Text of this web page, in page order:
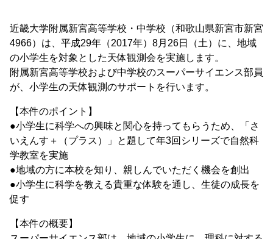
近畿大学附属新宮高等学校・中学校（和歌山県新宮市新宮
4966）は、平成29年（2017年）8月26日（土）に、地域
の小学生を対象とした天体観測会を実施します。
附属新宮高等学校および中学校のスーパーサイエンス部員
が、小学生の天体観測のサポートを行います。
【本件のポイント】
●小学生に科学への興味と関心を持ってもらうため、「さ
いえんす＋（プラス）」と題して年3回シリーズで自然科
学教室を実施
●地域の方に本校を知り、親しんでいただく機会を創出
●小学生に科学を教える貴重な体験を通し、生徒の成長を
促す
【本件の概要】